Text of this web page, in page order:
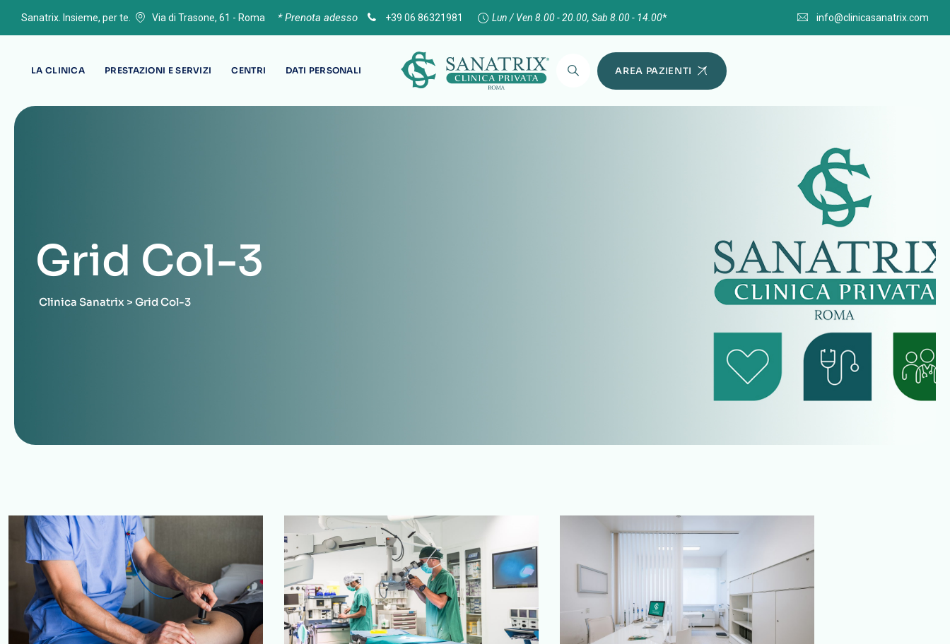
Sanatrix. Insieme, per te. Via di Trasone, 61 - Roma * Prenota adesso +39 06 86321981 Lun / Ven 8.00 - 20.00, Sab 8.00 - 14.00* info@clinicasanatrix.com
LA CLINICA PRESTAZIONI E SERVIZI CENTRI DATI PERSONALI AREA PAZIENTI
Grid Col-3
Clinica Sanatrix > Grid Col-3